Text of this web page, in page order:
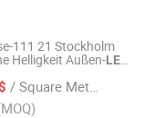
111 21 Stockholm
Helligkeit Außen-LED
/ Square Meter